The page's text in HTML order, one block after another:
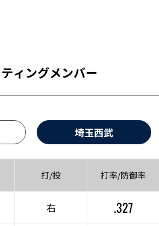
ィングメンバー
埼玉西武
打/投 打率/防御率
右 .327